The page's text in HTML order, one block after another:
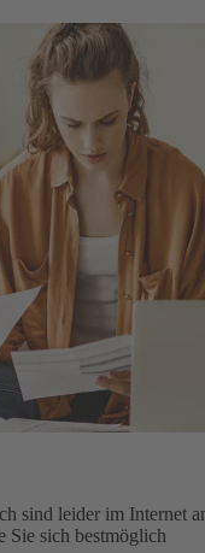
sind leider im Internet
Sie sich bestmöglich